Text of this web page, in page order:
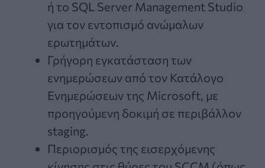
ή το SQL Server Management Studio
για τον εντοπισμό ανώμαλων
ερωτημάτων.
Γρήγορη εγκατάσταση των
ενημερώσεων από τον Κατάλογο
Ενημερώσεων της Microsoft, με
προηγούμενη δοκιμή σε περιβάλλον
staging.
Περιορισμός της εισερχόμενης